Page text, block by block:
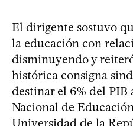
El dirigente sostuvo
la educación con
disminuyendo y
histórica consigna
destinar el 6% del
Nacional de
Universidad de la